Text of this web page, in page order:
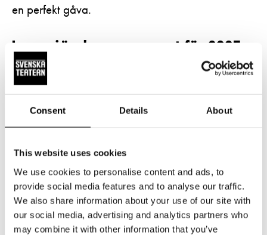
Consent Details About
This website uses cookies
We use cookies to personalise content and ads, to
provide social media features and to analyse our traffic.
We also share information about your use of our site with
our social media, advertising and analytics partners who
may combine it with other information that you’ve
en perfekt gåva.
I premiärabonnemanget för 2025-
2026
Premiären avAmos Atorsdag4.9.2025kl. 19 på
Stora scenen
Premiärabonnemangsföreställning avFörgät mig
Premiären av
Kulturbärarna onsdag 4.2.2026
19 på Stora scenen
Programblad till Amos A samt mousserande vin i samband
med både premiärerna och